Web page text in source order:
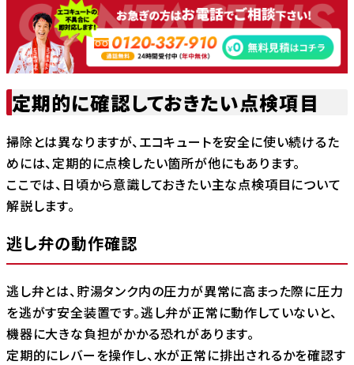
定期的に確認しておきたい点検項目
掃除とは異なりますが、エコキュートを安全に使い続けるた
めには、定期的に点検したい箇所が他にもあります。
ここでは、日頃から意識しておきたい主な点検項目について
解説します。
逃し弁の動作確認
逃し弁とは、貯湯タンク内の圧力が異常に高まった際に圧力
を逃がす安全装置です。逃し弁が正常に動作していないと、
機器に大きな負担がかかる恐れがあります。
定期的にレバーを操作し、水が正常に排出されるかを確認す